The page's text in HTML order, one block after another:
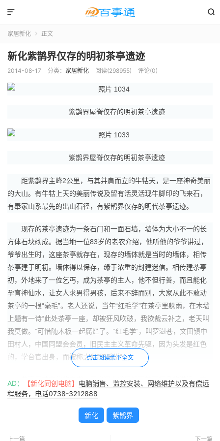


家居新化  正文
新化紫鹊界仅存的明初茶亭遗迹
2014-08-17 分类： 家居新化 阅读(298955) 评论(0)
紫鹊界屋脊仅存的明初茶亭遗迹
紫鹊界屋脊仅存的明初茶亭遗迹
距紫鹊界主峰2公里，与其并肩而立的牛牯天，是一座神奇美丽
的大山。有牛牯上天的美丽传说及留有活灵活现牛脚印的飞来石，
有奉家山系最先的出山石径，有紫鹊界仅存的明代茶亭遗迹。
现存的茶亭遗迹为一条石门和一面石墙，墙体为大小不一的长
方体石块砌成。据当地一位83岁的老农介绍，他听他的爷爷讲过，
爷爷出生时，这座茶亭就存在，现存的墙体就是当时的墙体，相传
茶亭建于明初。墙体得以保存，缘于浓重的封建迷信。相传建茶亭
初，外地来了一位乞丐，成为茶亭的主人，他不但行善，而且能化
孕育神仙水，让女人求男得男孩，后来不辞而别，大家从此不敢动
茶亭的一根“毫毛”。老人还说，当年“红毛学”在茶亭里躲雨，在木墙
上题有一诗“此处茶亭一座，却被狂风吹破，我欲裁云补之，老天叫
我莫做。”可惜随木板一起腐烂了。“红毛学”，叫罗澍苍，文田镇中
田村人，中国同盟会会员，旧民主主义革命先驱，因为头发是红色
的，学台官出身，而被称之为“红毛学”。
茶亭是茶文化的史书，是出门人避风躲雨甚至栖息的港湾，亦
是山里人看外面的窗口。全国解放后，紫鹊界主峰10公里范围内的
亭、凉风坳茶亭。走子石茶亭自然跨塌，紫鹊界茶亭遭拆卖，凉风
点击阅读余下全文
AD： 【新化同创电脑】 电脑销售、监控安装、网络维护以及有偿远
程服务，电话0738-3212888
新化 紫鹊界
上一篇 下一篇